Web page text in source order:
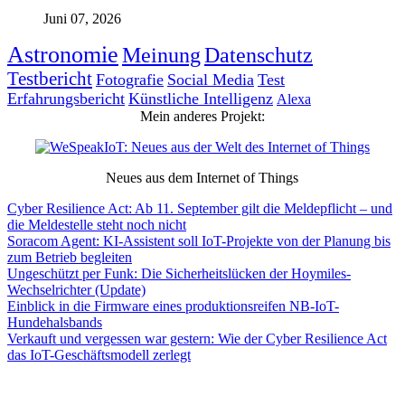
Juni 07, 2026
AstronomieMeinungDatenschutz
Testbericht Fotografie Social Media Test
Erfahrungsbericht Künstliche Intelligenz Alexa
Mein anderes Projekt:
Neues aus dem Internet of Things
Cyber Resilience Act: Ab 11. September gilt die Meldepflicht – und
die Meldestelle steht noch nicht
Soracom Agent: KI-Assistent soll IoT-Projekte von der Planung bis
zum Betrieb begleiten
Ungeschützt per Funk: Die Sicherheitslücken der Hoymiles-
Wechselrichter (Update)
Einblick in die Firmware eines produktionsreifen NB-IoT-
Hundehalsbands
Verkauft und vergessen war gestern: Wie der Cyber Resilience Act
das IoT-Geschäftsmodell zerlegt